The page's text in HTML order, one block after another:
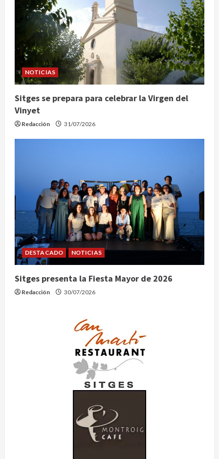
NOTICIAS
Sitges se prepara para celebrar la Virgen del
Vinyet
Redacción 31/07/2026
DESTACADO NOTICIAS
Sitges presenta la Fiesta Mayor de 2026
Redacción 30/07/2026